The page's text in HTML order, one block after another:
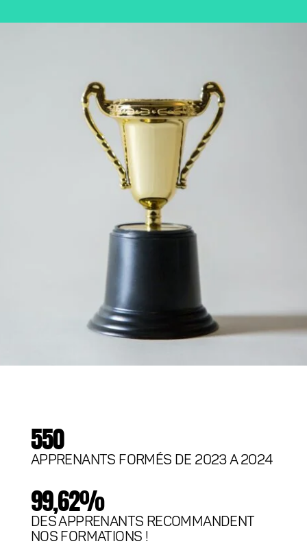
550
APPRENANTS FORMÉS DE 2023 A 2024
99,62%
DES APPRENANTS RECOMMANDENT
NOS FORMATIONS !